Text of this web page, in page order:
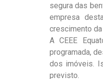
segura das
empresa
crescimento da
A CEEE
programada,
dos imóveis.
previsto.